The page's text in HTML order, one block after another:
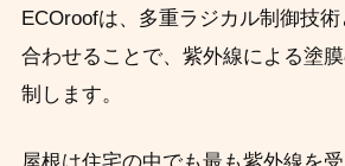
ECOroofは、多重ラジカル制御技
合わせることで、紫外線による塗
制します。